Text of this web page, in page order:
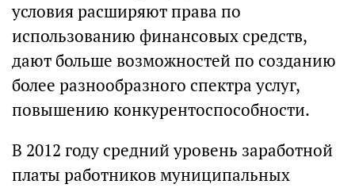
условия расширяют права по
использованию финансовых средств,
дают больше возможностей по созданию
более разнообразного спектра услуг,
повышению конкурентоспособности.
В 2012 году средний уровень заработной
платы работников муниципальных